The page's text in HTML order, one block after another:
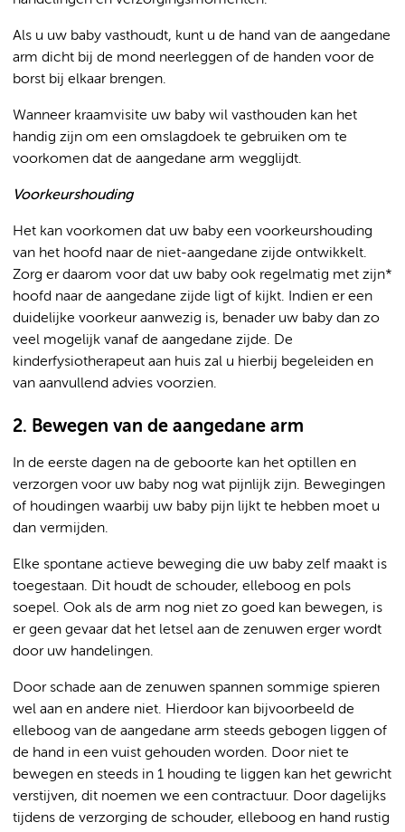
Als u uw baby vasthoudt, kunt u de hand van de aangedane
arm dicht bij de mond neerleggen of de handen voor de
borst bij elkaar brengen.
Wanneer kraamvisite uw baby wil vasthouden kan het
handig zijn om een omslagdoek te gebruiken om te
voorkomen dat de aangedane arm wegglijdt.
Voorkeurshouding
Het kan voorkomen dat uw baby een voorkeurshouding
van het hoofd naar de niet-aangedane zijde ontwikkelt.
Zorg er daarom voor dat uw baby ook regelmatig met zijn*
hoofd naar de aangedane zijde ligt of kijkt. Indien er een
duidelijke voorkeur aanwezig is, benader uw baby dan zo
veel mogelijk vanaf de aangedane zijde. De
kinderfysiotherapeut aan huis zal u hierbij begeleiden en
van aanvullend advies voorzien.
2. Bewegen van de aangedane arm
In de eerste dagen na de geboorte kan het optillen en
verzorgen voor uw baby nog wat pijnlijk zijn. Bewegingen
of houdingen waarbij uw baby pijn lijkt te hebben moet u
dan vermijden.
Elke spontane actieve beweging die uw baby zelf maakt is
toegestaan. Dit houdt de schouder, elleboog en pols
soepel. Ook als de arm nog niet zo goed kan bewegen, is
er geen gevaar dat het letsel aan de zenuwen erger wordt
door uw handelingen.
Door schade aan de zenuwen spannen sommige spieren
wel aan en andere niet. Hierdoor kan bijvoorbeeld de
elleboog van de aangedane arm steeds gebogen liggen of
de hand in een vuist gehouden worden. Door niet te
bewegen en steeds in 1 houding te liggen kan het gewricht
verstijven, dit noemen we een contractuur. Door dagelijks
tijdens de verzorging de schouder, elleboog en hand rustig